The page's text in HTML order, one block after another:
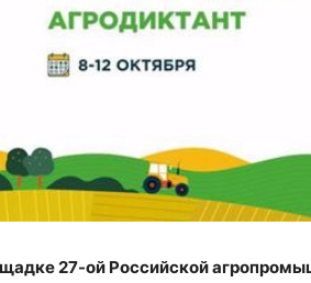
27-ой Российской